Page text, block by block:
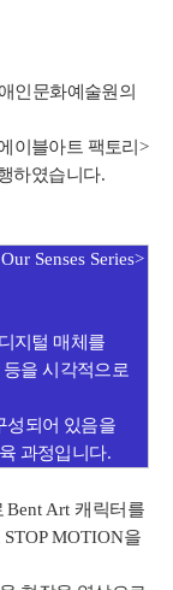
인문화예술원의
이블아트 팩토리 >
하였습니다.
Senses Series>
지털 매체를
등을 시각적으로
성되어 있음을
과정입니다.
Bent Art 캐릭터를
STOP MOTION을